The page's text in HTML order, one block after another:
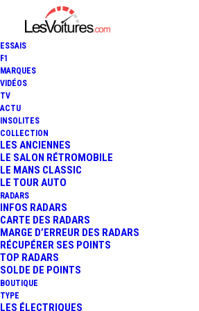
ESSAIS
F1
MARQUES
VIDÉOS
TV
ACTU
INSOLITES
COLLECTION
LES ANCIENNES
LE SALON RÉTROMOBILE
LE MANS CLASSIC
LE TOUR AUTO
RADARS
INFOS RADARS
CARTE DES RADARS
MARGE D’ERREUR DES RADARS
RÉCUPÉRER SES POINTS
TOP RADARS
SOLDE DE POINTS
BOUTIQUE
TYPE
LES ÉLECTRIQUES
20 octobre 2014
EXPOSITION